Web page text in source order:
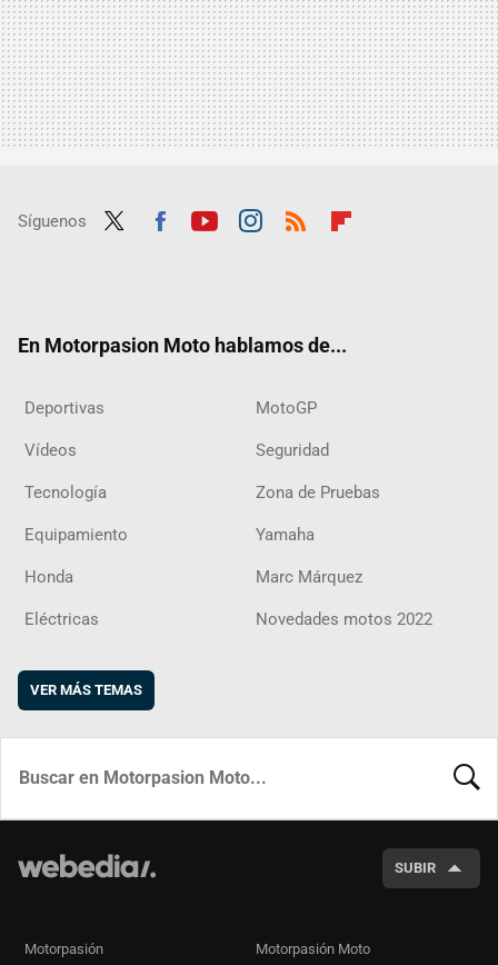
Síguenos
En Motorpasion Moto hablamos de...
Deportivas MotoGP
Vídeos Seguridad
Tecnología Zona de Pruebas
Equipamiento Yamaha
Honda Marc Márquez
Eléctricas Novedades motos 2022
VER MÁS TEMAS
SUBIR
Motorpasión Motorpasión Moto